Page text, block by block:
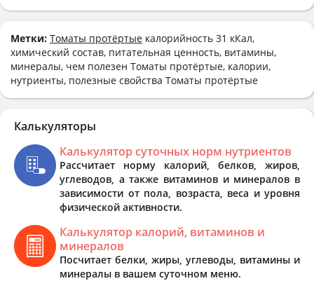
Метки: Томаты протëртые калорийность 31 кКал,
химический состав, питательная ценность, витамины,
минералы, чем полезен Томаты протëртые, калории,
нутриенты, полезные свойства Томаты протëртые
Калькуляторы
Калькулятор суточных норм нутриентов
Рассчитает норму калорий, белков, жиров,
углеводов, а также витаминов и минералов в
зависимости от пола, возраста, веса и уровня
физической активности.
Калькулятор калорий, витаминов и
минералов
Посчитает белки, жиры, углеводы, витамины и
минералы в вашем суточном меню.